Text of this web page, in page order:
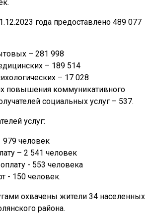
года предоставлено 489 077
– 281 998
– 189 514
– 17 028
повышения коммуникативного
социальных услуг – 537.
услуг:
979 человек
– 2 541 человек
- 553 человека
- 150 человек.
охвачены жители 34 населенных
района.